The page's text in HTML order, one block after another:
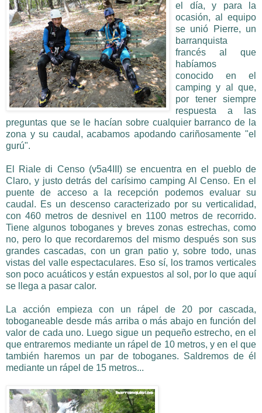
el día, y para la
ocasión, al equipo
se unió Pierre, un
barranquista
francés al que
habíamos
conocido en el
camping y al que,
por tener siempre
respuesta a las
preguntas que se le hacían sobre cualquier barranco de la
zona y su caudal, acabamos apodando cariñosamente "el
gurú".
El Riale di Censo (v5a4III)se encuentra en el pueblo de
Claro, y justo detrás del carísimo camping Al Censo. En el
puente de acceso a la recepción podemos evaluar su
caudal. Es un descenso caracterizado por su verticalidad,
con 460 metros de desnivel en 1100 metros de recorrido.
Tiene algunos toboganes y breves zonas estrechas, como
no, pero lo que recordaremos del mismo después son sus
grandes cascadas, con un gran patio y, sobre todo, unas
vistas del valle espectaculares. Eso sí, los tramos verticales
son poco acuáticos y están expuestos al sol, por lo que aquí
se llega a pasar calor.
La acción empieza con un rápel de 20 por cascada,
toboganeable desde más arriba o más abajo en función del
valor de cada uno. Luego sigue un pequeño estrecho, en el
que entraremos mediante un rápel de 10 metros, y en el que
también haremos un par de toboganes. Saldremos de él
mediante un rápel de 15 metros...